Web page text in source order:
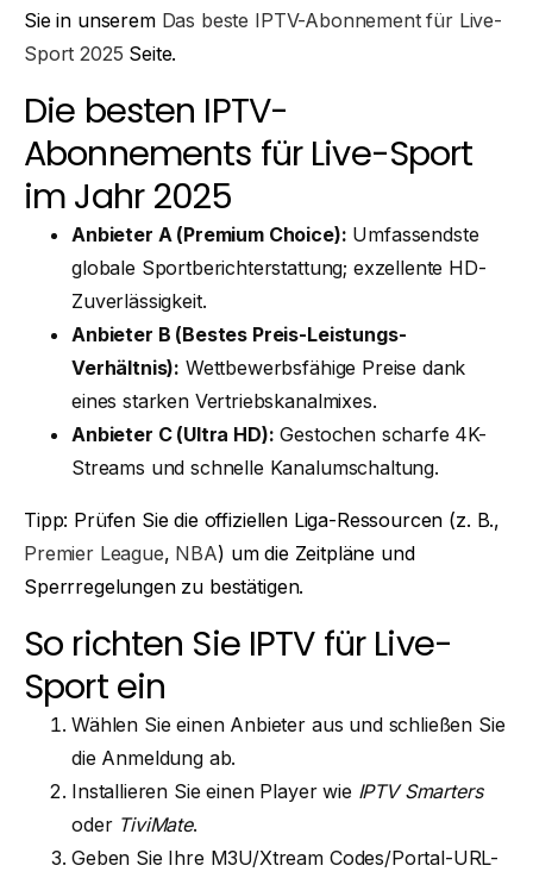
Sie in unserem Das beste IPTV-Abonnement für Live-
Sport 2025 Seite.
Die besten IPTV-
Abonnements für Live-Sport
im Jahr 2025
Anbieter A (Premium Choice): Umfassendste
globale Sportberichterstattung; exzellente HD-
Zuverlässigkeit.
Anbieter B (Bestes Preis-Leistungs-
Verhältnis): Wettbewerbsfähige Preise dank
eines starken Vertriebskanalmixes.
Anbieter C (Ultra HD): Gestochen scharfe 4K-
Streams und schnelle Kanalumschaltung.
Tipp: Prüfen Sie die offiziellen Liga-Ressourcen (z. B.,
Premier League, NBA) um die Zeitpläne und
Sperrregelungen zu bestätigen.
So richten Sie IPTV für Live-
Sport ein
Wählen Sie einen Anbieter aus und schließen Sie
die Anmeldung ab.
Installieren Sie einen Player wie IPTV Smarters
oder TiviMate.
Geben Sie Ihre M3U/Xtream Codes/Portal-URL-